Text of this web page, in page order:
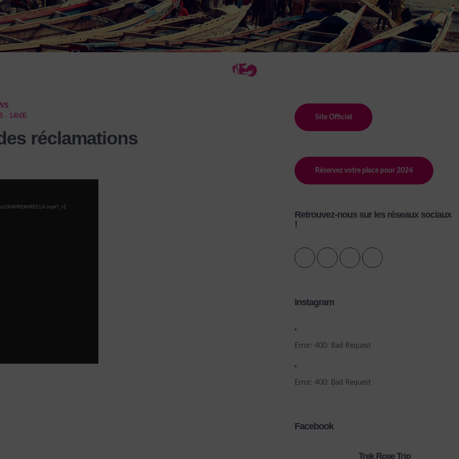
- 14h05
réclamations
J3/APREM/RECLA.mp4?_=2
Site Officiel
Réservez votre place pour 2024
Retrouvez-nous sur les réseaux sociaux
!
Instagram
Error: 400: Bad Request
Error: 400: Bad Request
Facebook
Trek Rose Trip